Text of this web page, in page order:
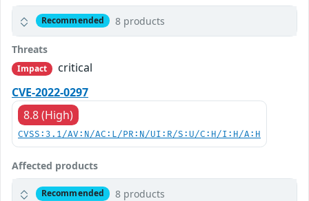
Recommended 8 products
Threats
Impact
critical
CVE-2022-0297
8.8 (High)
CVSS:3.1/AV:N/AC:L/PR:N/UI:R/S:U/C:H/I:H/A:H
Affected products
Recommended 8 products